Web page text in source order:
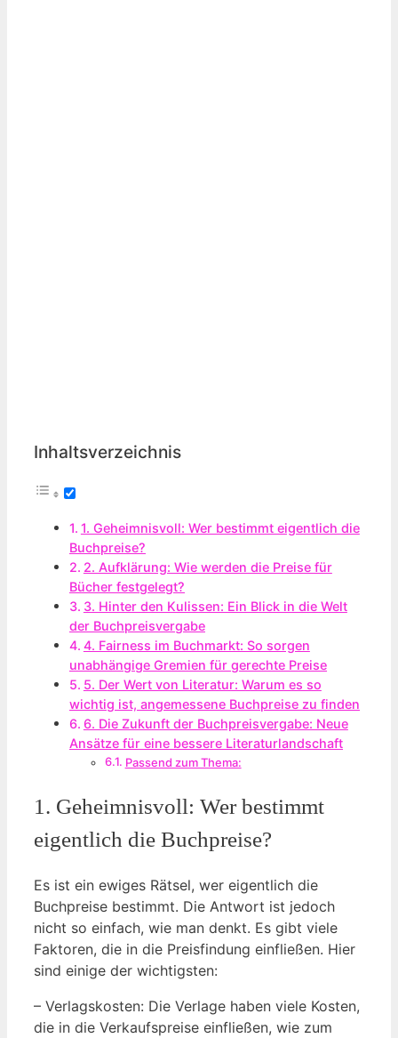
Inhaltsverzeichnis
1. Geheimnisvoll: Wer bestimmt eigentlich die
Buchpreise?
2. Aufklärung: Wie werden die Preise für
Bücher festgelegt?
3. Hinter den Kulissen: Ein Blick in die Welt
der Buchpreisvergabe
4. Fairness im Buchmarkt: So sorgen
unabhängige Gremien für gerechte Preise
5. Der Wert von Literatur: Warum es so
wichtig ist, angemessene Buchpreise zu finden
6. Die Zukunft der Buchpreisvergabe: Neue
Ansätze für eine bessere Literaturlandschaft
Passend zum Thema:
1. Geheimnisvoll: Wer bestimmt
eigentlich die Buchpreise?
Es ist ein ewiges Rätsel, wer eigentlich die
Buchpreise bestimmt. Die Antwort ist jedoch
nicht so einfach, wie man denkt. Es gibt viele
Faktoren, die in die Preisfindung einfließen. Hier
sind einige der wichtigsten:
– Verlagskosten: Die Verlage haben viele Kosten,
die in die Verkaufspreise einfließen, wie zum